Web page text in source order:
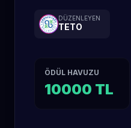
DÜZENLEYEN
TETO
ÖDÜL HAVUZU
10000 TL